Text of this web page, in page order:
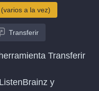
a la vez)
Transferir
Transferir
y